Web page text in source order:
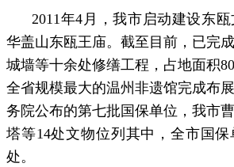
2011年4月，我市启动建设东
华盖山东瓯王庙。截至目前，已完
城墙等十余处修缮工程，占地面积
全省规模最大的温州非遗馆完成布
务院公布的第七批国保单位，我市
塔等14处文物位列其中，全市国
处。